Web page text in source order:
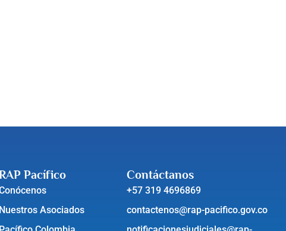
Pacífico
Nuestros Asociados
Contáctanos
+57 319 4696869
contactenos@rap-pacifico.gov.co